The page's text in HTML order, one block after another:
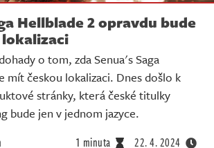
Hellblade 2 opravdu bude
o tom, zda Senua's Saga
mít českou lokalizaci. Dnes došlo k
stránky, která české titulky
bude jen v jednom jazyce.
1 minuta 22. 4. 2024